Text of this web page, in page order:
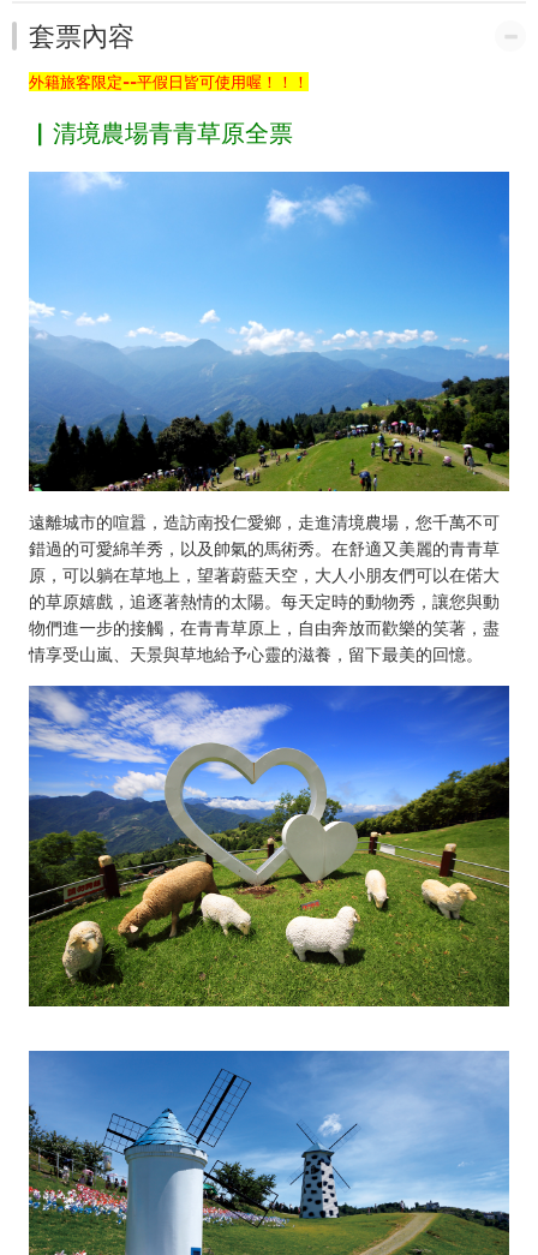
中
台
灣
好
套票內容
外籍旅客限定--平假日皆可使用喔！！！
▏清境農場青青草原全票
遠離城市的喧囂，造訪南投仁愛鄉，走進清境農場，您千萬不可
錯過的可愛綿羊秀，以及帥氣的馬術秀。在舒適又美麗的青青草
原，可以躺在草地上，望著蔚藍天空，大人小朋友們可以在偌大
的草原嬉戲，追逐著熱情的太陽。每天定時的動物秀，讓您與動
物們進一步的接觸，在青青草原上，自由奔放而歡樂的笑著，盡
情享受山嵐、天景與草地給予心靈的滋養，留下最美的回憶。